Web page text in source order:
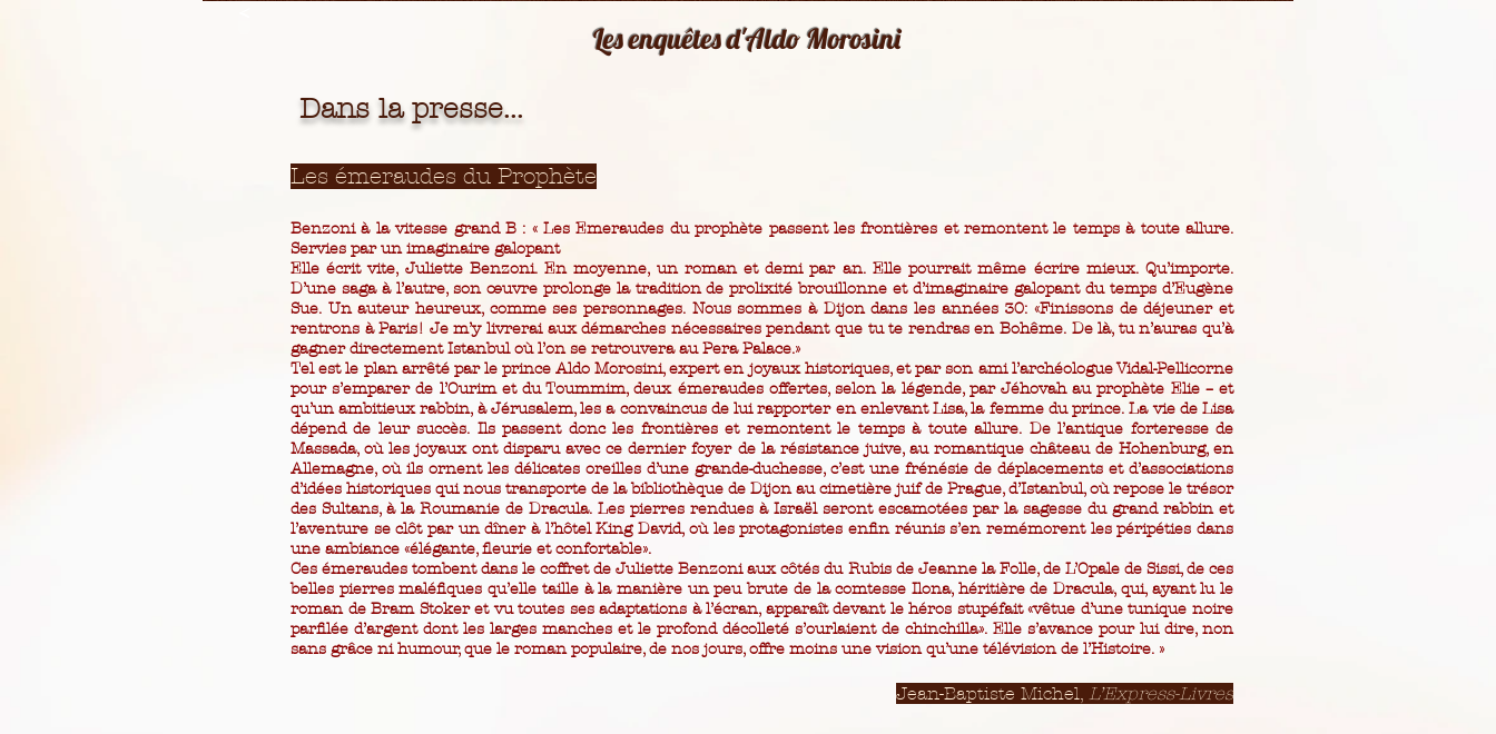
Les enquêtes d'Aldo Morosini
Dans la presse...
Les émeraudes du Prophète
Benzoni à la vitesse grand B : « Les Emeraudes du prophète passent les frontières et remontent le temps à toute allure.
Servies par un imaginaire galopant
Elle écrit vite, Juliette Benzoni. En moyenne, un roman et demi par an. Elle pourrait même écrire mieux. Qu’importe.
D’une saga à l’autre, son œuvre prolonge la tradition de prolixité brouillonne et d’imaginaire galopant du temps d’Eugène
Sue. Un auteur heureux, comme ses personnages. Nous sommes à Dijon dans les années 30: «Finissons de déjeuner et
rentrons à Paris! Je m’y livrerai aux démarches nécessaires pendant que tu te rendras en Bohême. De là, tu n’auras qu’à
gagner directement Istanbul où l’on se retrouvera au Pera Palace.»
Tel est le plan arrêté par le prince Aldo Morosini, expert en joyaux historiques, et par son ami l’archéologue Vidal-Pellicorne
pour s’emparer de l’Ourim et du Toummim, deux émeraudes offertes, selon la légende, par Jéhovah au prophète Elie – et
qu’un ambitieux rabbin, à Jérusalem, les a convaincus de lui rapporter en enlevant Lisa, la femme du prince. La vie de Lisa
dépend de leur succès. Ils passent donc les frontières et remontent le temps à toute allure. De l’antique forteresse de
Massada, où les joyaux ont disparu avec ce dernier foyer de la résistance juive, au romantique château de Hohenburg, en
Allemagne, où ils ornent les délicates oreilles d’une grande-duchesse, c’est une frénésie de déplacements et d’associations
d’idées historiques qui nous transporte de la bibliothèque de Dijon au cimetière juif de Prague, d’Istanbul, où repose le trésor
des Sultans, à la Roumanie de Dracula. Les pierres rendues à Israël seront escamotées par la sagesse du grand rabbin et
l’aventure se clôt par un dîner à l’hôtel King David, où les protagonistes enfin réunis s’en remémorent les péripéties dans
une ambiance «élégante, fleurie et confortable».
Ces émeraudes tombent dans le coffret de Juliette Benzoni aux côtés du Rubis de Jeanne la Folle, de L’Opale de Sissi, de ces
belles pierres maléfiques qu’elle taille à la manière un peu brute de la comtesse Ilona, héritière de Dracula, qui, ayant lu le
roman de Bram Stoker et vu toutes ses adaptations à l’écran, apparaît devant le héros stupéfait «vêtue d’une tunique noire
parfilée d’argent dont les larges manches et le profond décolleté s’ourlaient de chinchilla». Elle s’avance pour lui dire, non
sans grâce ni humour, que le roman populaire, de nos jours, offre moins une vision qu’une télévision de l’Histoire. »
Jean-Baptiste Michel, L’Express-Livres